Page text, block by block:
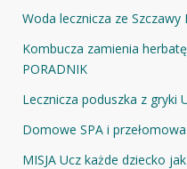
Woda lecznicza ze Szczawy
Kombucza zamienia
PORADNIK
Lecznicza poduszka z gryki
Domowe SPA i
MISJA Ucz każde dziecko